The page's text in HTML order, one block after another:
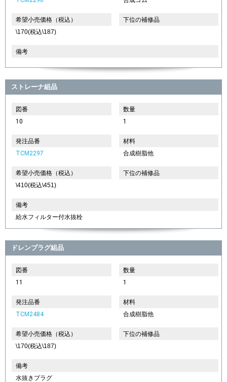
希望小売価格（税込）
\170(税込\187)
下位の補修品
備考
ストレーナ組品
図番
10
数量
1
発注品番
TCM2297
材料
合成樹脂他
希望小売価格（税込）
\410(税込\451)
下位の補修品
備考
給水フィルター付水抜栓
ドレンプラグ組品
図番
11
数量
1
発注品番
TCM2484
材料
合成樹脂他
希望小売価格（税込）
\170(税込\187)
下位の補修品
備考
水抜きプラグ